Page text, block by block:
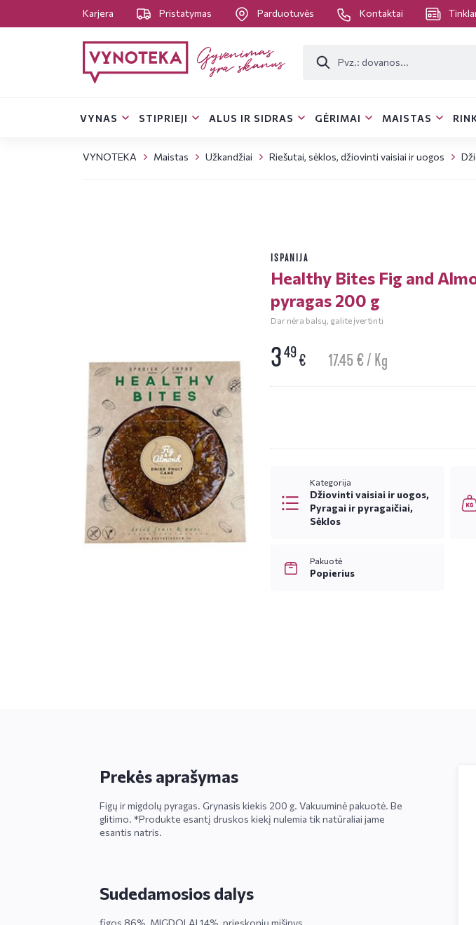
Karjera Pristatymas Parduotuvės Kontaktai
VYNAS STIPRIEJI ALUS IR SIDRAS GĖRIMAI MAISTAS
VYNOTEKA Maistas Užkandžiai Riešutai, sėklos, džiovinti vaisiai ir uogos
ISPANIJA
Healthy Bites Fig and
pyragas 200 g
Dar nėra balsų, galite įvertinti
349€ 17.45 € / Kg
Kategorija
Džiovinti vaisiai ir uogos,
Pyragai ir pyragaičiai,
Sėklos
Pakuotė
Popierius
Prekės aprašymas
Figų ir migdolų pyragas. Grynasis kiekis 200 g. Vakuuminė pakuotė. Be
glitimo. *Produkte esantį druskos kiekį nulemia tik natūraliai jame
esantis natris.
Sudedamosios dalys
figos 86%, MIGDOLAI 14%, prieskonių mišinys.